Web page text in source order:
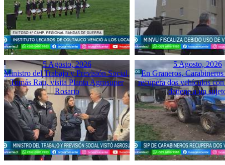
5 Agosto, 2026
Ministro del Trabajo y Previsión Social,
Tomás Rau, visita Planta Agrosuper
Rosario
5 Agosto, 2026
En Graneros,
recupera dos vehículos
detiene a un